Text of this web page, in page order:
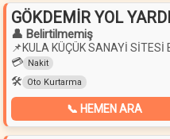
GÖKDEMİR YOL
👤 Belirtilmemiş
📌KULA KÜÇÜK SANAYİ
💳 Nakit
🛠️ Oto Kurtarma
📞 HEMEN ARA